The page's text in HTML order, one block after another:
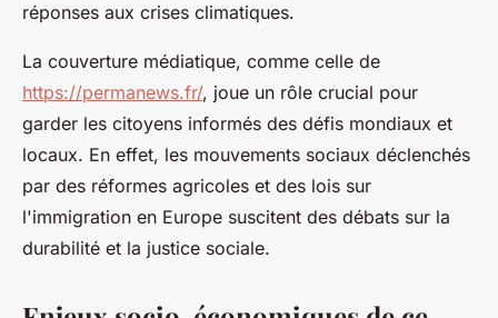
réponses aux crises climatiques.
La couverture médiatique, comme celle de
https://permanews.fr/, joue un rôle crucial pour
garder les citoyens informés des défis mondiaux et
locaux. En effet, les mouvements sociaux déclenchés
par des réformes agricoles et des lois sur
l'immigration en Europe suscitent des débats sur la
durabilité et la justice sociale.